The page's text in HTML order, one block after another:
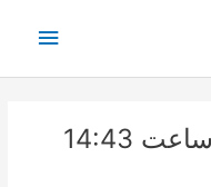
اصلی
14:43